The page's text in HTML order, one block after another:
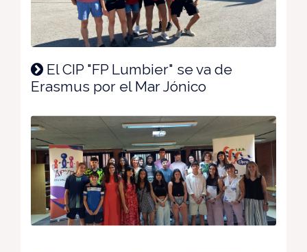
El CIP "FP Lumbier" se va de
Erasmus por el Mar Jónico